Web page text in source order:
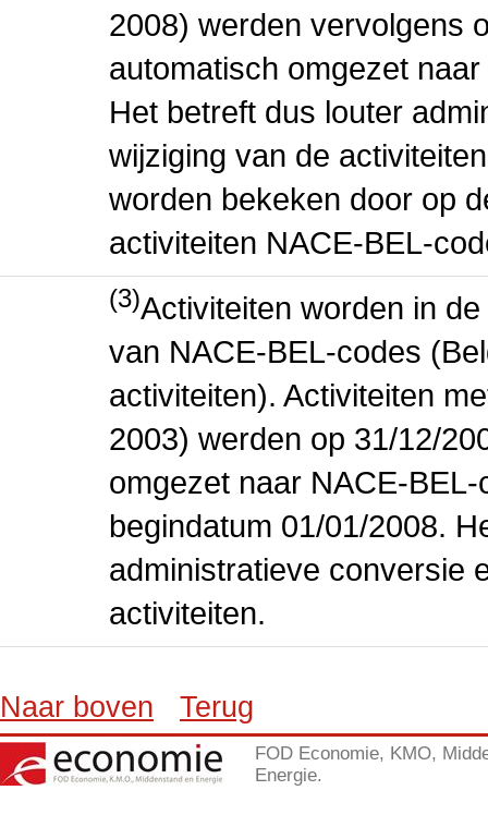
2008) werden vervolgens
automatisch omgezet
Het betreft dus louter
wijziging van de
worden bekeken door op
activiteiten NACE-BEL-
(3)Activiteiten worden in
van NACE-BEL-codes
activiteiten). Activiteiten
2003) werden op 31/12/
omgezet naar NACE-
begindatum 01/01/2008.
administratieve conversie
activiteiten.
Naar boven Terug
FOD Economie, KMO,
Energie.